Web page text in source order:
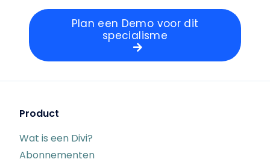
Plan een Demo voor dit
specialisme
Product
Wat is een Divi?
Abonnementen